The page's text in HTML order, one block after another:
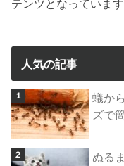
テンツとなっています
人気の記事
蟻か
ズで
ぬる